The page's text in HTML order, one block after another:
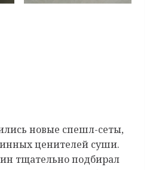
новые спешл-сеты,
ценителей суши.
тщательно подбирал